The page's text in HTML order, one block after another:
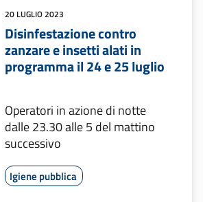
20 LUGLIO 2023
Disinfestazione contro
zanzare e insetti alati in
programma il 24 e 25 luglio
Operatori in azione di notte
dalle 23.30 alle 5 del mattino
successivo
Igiene pubblica